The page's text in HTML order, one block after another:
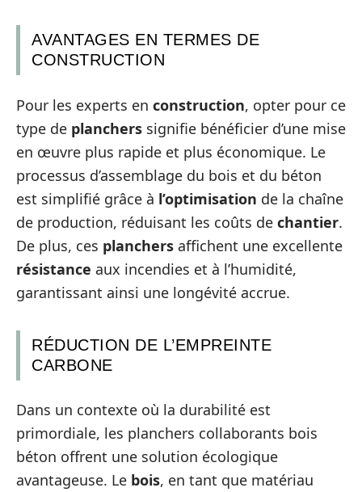
AVANTAGES EN TERMES DE
CONSTRUCTION
Pour les experts en construction, opter pour ce
type de planchers signifie bénéficier d’une mise
en œuvre plus rapide et plus économique. Le
processus d’assemblage du bois et du béton
est simplifié grâce à l’optimisation de la chaîne
de production, réduisant les coûts de chantier.
De plus, ces planchers affichent une excellente
résistance aux incendies et à l’humidité,
garantissant ainsi une longévité accrue.
RÉDUCTION DE L’EMPREINTE
CARBONE
Dans un contexte où la durabilité est
primordiale, les planchers collaborants bois
béton offrent une solution écologique
avantageuse. Le bois, en tant que matériau